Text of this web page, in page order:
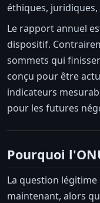
éthiques,
Le rapport annuel
dispositif.
sommets qui
conçu pour être
indicateurs
pour les futures
Pourquoi
La question
maintenant, alors